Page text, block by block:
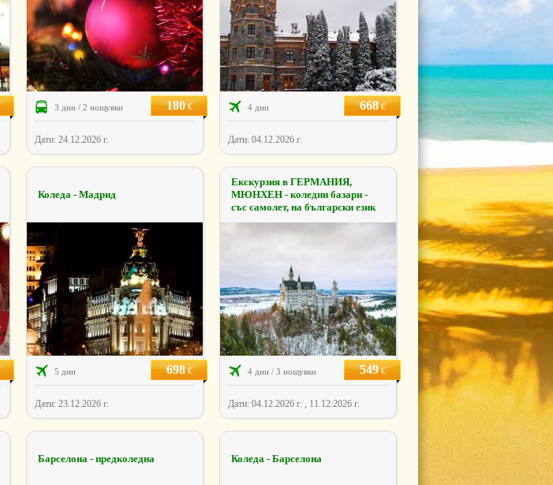
3 дни / 2 нощувки 180€
Дати: 24.12.2026 г.
4 дни 668€
Дати: 04.12.2026 г.
Коледа - Мадрид
5 дни 698€
Дати: 23.12.2026 г.
Екскурзия в ГЕРМАНИЯ,
МЮНХЕН - коледни базари -
със самолет, на български език
4 дни / 3 нощувки 549€
Дати: 04.12.2026 г. , 11.12.2026 г.
Барселона - предколедна Коледа - Барселона